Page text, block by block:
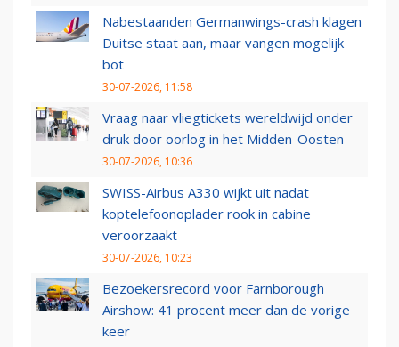
Nabestaanden Germanwings-crash klagen
Duitse staat aan, maar vangen mogelijk
bot
30-07-2026, 11:58
Vraag naar vliegtickets wereldwijd onder
druk door oorlog in het Midden-Oosten
30-07-2026, 10:36
SWISS-Airbus A330 wijkt uit nadat
koptelefoonoplader rook in cabine
veroorzaakt
30-07-2026, 10:23
Bezoekersrecord voor Farnborough
Airshow: 41 procent meer dan de vorige
keer